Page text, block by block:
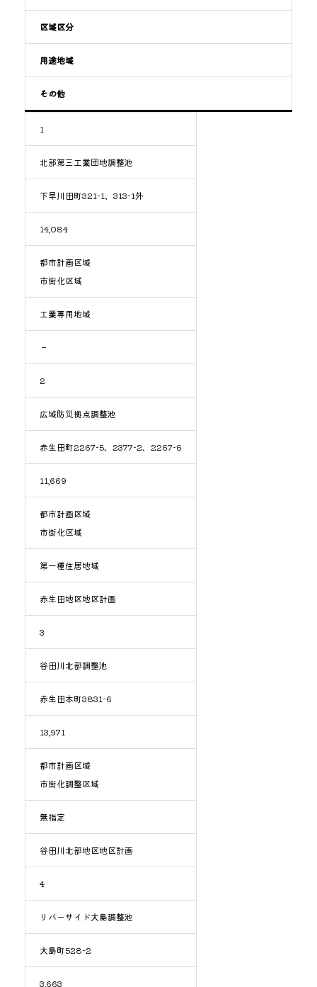
区域区分
用途地域
その他
1
北部第三工業団地調整池
下早川田町321-1、313-1外
14,084
都市計画区域
市街化区域
工業専用地域
－
2
広域防災拠点調整池
赤生田町2267-5、2377-2、2267-6
11,669
都市計画区域
市街化区域
第一種住居地域
赤生田地区地区計画
3
谷田川北部調整池
赤生田本町3831-6
13,971
都市計画区域
市街化調整区域
無指定
谷田川北部地区地区計画
4
リバーサイド大島調整池
大島町528-2
3,663